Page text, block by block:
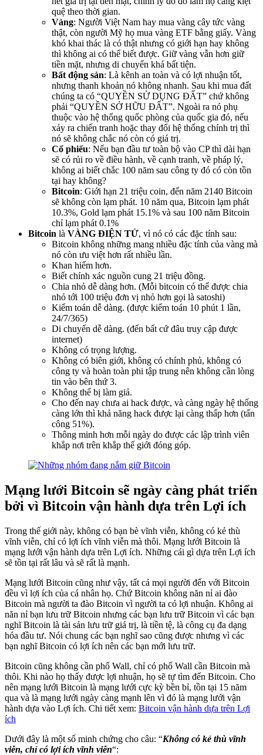
quệ theo thời gian.
Vàng: Người Việt Nam hay mua vàng cây tức vàng
thật, còn người Mỹ họ mua vàng ETF bằng giấy. Vàng
khó khai thác là có thật nhưng có giới hạn hay không
thì không ai có thể biết được. Giữ vàng vẫn hơn giữ
tiền mặt, nhưng di chuyển khá bất tiện.
Bất động sản: Là kênh an toàn và có lợi nhuận tốt,
nhưng thanh khoản nó không nhanh. Sau khi mua đất
chúng ta có “QUYỀN SỬ DỤNG ĐẤT” chứ không
phải “QUYỀN SỞ HỮU ĐẤT”. Ngoài ra nó phụ
thuộc vào hệ thống quốc phòng của quốc gia đó, nếu
xảy ra chiến tranh hoặc thay đổi hệ thống chính trị thì
nó sẽ không chắc nó còn có giá trị.
Cổ phiếu: Nếu bạn đầu tư toàn bộ vào CP thì dài hạn
sẽ có rủi ro về điều hành, về cạnh tranh, về pháp lý,
không ai biết chắc 100 năm sau công ty đó có còn tồn
tại hay không?
Bitcoin: Giới hạn 21 triệu coin, đến năm 2140 Bitcoin
sẽ không còn lạm phát. 10 năm qua, Bitcoin lạm phát
10.3%, Gold lạm phát 15.1% và sau 100 năm Bitcoin
chỉ lạm phát 0.1%
Bitcoin là VÀNG ĐIỆN TỬ, vì nó có các đặc tính sau:
Bitcoin không những mang nhiều đặc tính của vàng mà
nó còn ưu việt hơn rất nhiều lần.
Khan hiếm hơn.
Biết chính xác nguồn cung 21 triệu đồng.
Chia nhỏ dễ dàng hơn. (Mỗi bitcoin có thể được chia
nhỏ tới 100 triệu đơn vị nhỏ hơn gọi là satoshi)
Kiểm toán dễ dàng. (được kiểm toán 10 phút 1 lần,
24/7/365)
Di chuyển dễ dàng. (đến bất cứ đâu truy cập được
internet)
Không có trọng lượng.
Không có biên giới, không có chính phủ, không có
công ty và hoàn toàn phi tập trung nên không cần lòng
tin vào bên thứ 3.
Không thể bị làm giả.
Cho đến nay chưa ai hack được, và càng ngày hệ thống
càng lớn thì khả năng hack được lại càng thấp hơn (tấn
công 51%).
Thông minh hơn mỗi ngày do được các lập trình viên
khắp nơi trên khắp thế giới đóng góp.
Mạng lưới Bitcoin sẽ ngày càng phát triển
bởi vì Bitcoin vận hành dựa trên Lợi ích
Trong thế giới này, không có bạn bè vĩnh viễn, không có kẻ thù
vĩnh viễn, chỉ có lợi ích vĩnh viễn mà thôi. Mạng lưới Bitcoin là
mạng lưới vận hành dựa trên Lợi ích. Những cái gì dựa trên Lợi ích
sẽ tồn tại rất lâu và sẽ rất là mạnh.
Mạng lưới Bitcoin cũng như vậy, tất cả mọi người đến với Bitcoin
đều vì lợi ích của cá nhân họ. Chứ Bitcoin không năn nỉ ai đào
Bitcoin mà người ta đào Bitcoin vì người ta có lợi nhuận. Không ai
năn nỉ bạn lưu trữ Bitcoin nhưng các bạn lưu trữ Bitcoin vì các bạn
nghĩ Bitcoin là tài sản lưu trữ giá trị, là tiền tệ, là công cụ đa dạng
hóa đầu tư. Nói chung các bạn nghĩ sao cũng được nhưng vì các
bạn nghĩ Bitcoin có lợi ích nên các bạn mới lưu trữ.
Bitcoin cũng không cần phố Wall, chỉ có phố Wall cần Bitcoin mà
thôi. Khi nào họ thấy được lợi nhuận, họ sẽ tự tìm đến Bitcoin. Cho
nên mạng lưới Bitcoin là mạng lưới cực kỳ bền bỉ, tồn tại 15 năm
qua và là mạng lưới ngày càng mạnh lên vì đó là mạng lưới vận
hành dựa vào Lợi ích. Chi tiết xem: Bitcoin vận hành dựa trên Lợi
ích
Dưới đây là một số minh chứng cho câu: “Không có kẻ thù vĩnh
viễn, chỉ có lợi ích vĩnh viễn“: